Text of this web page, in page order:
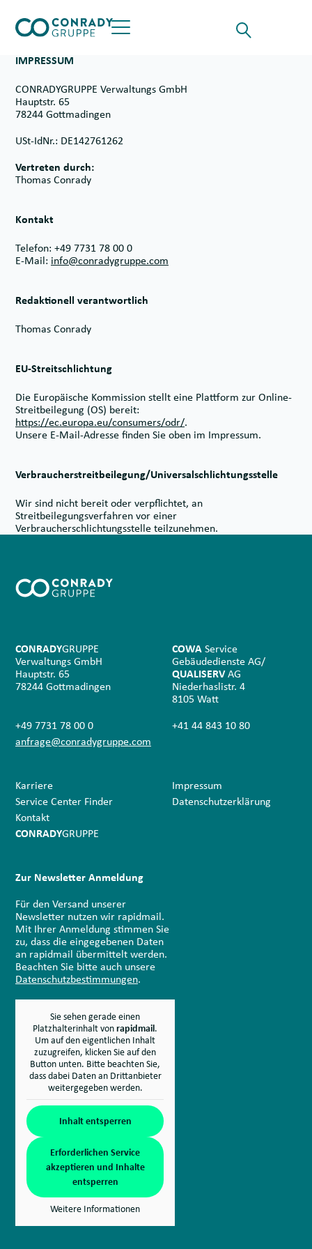
Suche für
Opens the
öffnet das Hauptmenü
IMPRESSUM
CONRADYGRUPPE Verwaltungs GmbH
Hauptstr. 65
78244 Gottmadingen
USt-IdNr.: DE142761262
Vertreten durch:
Thomas Conrady
Kontakt
Telefon: +49 7731 78 00 0
E-Mail: info@conradygruppe.com
Redaktionell verantwortlich
Thomas Conrady
EU-Streitschlichtung
Die Europäische Kommission stellt eine Plattform zur Online-
Streitbeilegung (OS) bereit:
https://ec.europa.eu/consumers/odr/.
Unsere E-Mail-Adresse finden Sie oben im Impressum.
Verbraucher­streit­beilegung/Universal­schlichtungs­stelle
Wir sind nicht bereit oder verpflichtet, an
Streitbeilegungsverfahren vor einer
Verbraucherschlichtungsstelle teilzunehmen.
CONRADYGRUPPE
Verwaltungs GmbH
Hauptstr. 65
78244 Gottmadingen
+49 7731 78 00 0
anfrage@conradygruppe.com
COWAService
Gebäudedienste AG/
QUALISERVAG
Niederhaslistr. 4
8105 Watt
+41 44 843 10 80
Karriere
Service Center Finder
Kontakt
CONRADYGRUPPE
Impressum
Datenschutz­erklärung
Zur Newsletter Anmeldung
Für den Versand unserer
Newsletter nutzen wir rapidmail.
Mit Ihrer Anmeldung stimmen Sie
zu, dass die eingegebenen Daten
an rapidmail übermittelt werden.
Beachten Sie bitte auch unsere
Datenschutzbestimmungen.
Sie sehen gerade einen
Platzhalterinhalt vonrapidmail.
Um auf den eigentlichen Inhalt
zuzugreifen, klicken Sie auf den
Button unten. Bitte beachten Sie,
dass dabei Daten an Drittanbieter
weitergegeben werden.
Inhalt entsperren
Erforderlichen Service
akzeptieren und Inhalte
entsperren
Weitere Informationen